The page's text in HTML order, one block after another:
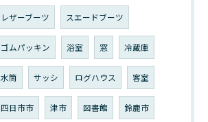
レザーブーツ スエードブーツ
ゴムパッキン 浴室 窓 冷蔵庫
水筒 サッシ ログハウス 客室
四日市市 津市 図書館 鈴鹿市